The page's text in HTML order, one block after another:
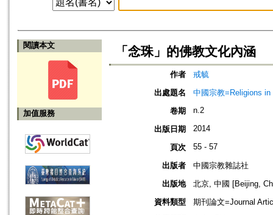
閱讀本文
加值服務
「念珠」的佛教文化內涵
作者
戒毓
出處題名
中國宗教=Religions
卷期
n.2
出版日期 2014
頁次 55 - 57
出版者
中國宗教雜誌社
出版地
北京, 中國 [Beijing,
資料類型
期刊論文=Journal